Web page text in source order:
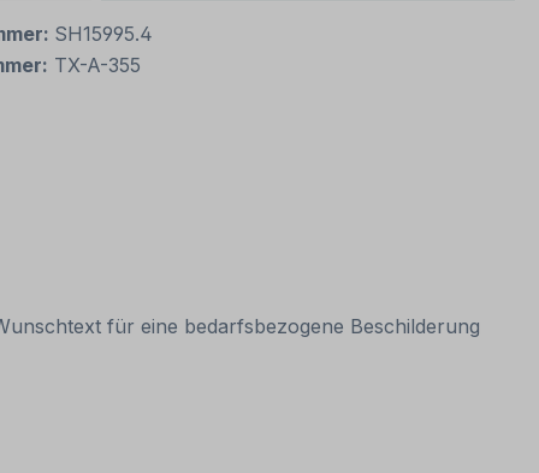
SH15995.4
TX-A-355
für eine bedarfsbezogene Beschilderung